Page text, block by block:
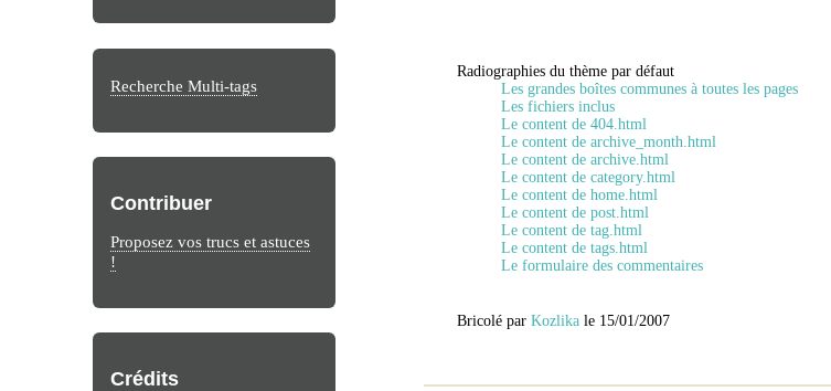
Radiographies du thème par défaut
Les grandes boîtes communes à toutes les pages
Les fichiers inclus
Le content de 404.html
Le content de archive_month.html
Le content de archive.html
Le content de category.html
Le content de home.html
Le content de post.html
Le content de tag.html
Le content de tags.html
Le formulaire des commentaires
Bricolé parKozlika le 15/01/2007
Recherche Multi-tags
Contribuer
Proposez vos trucs et astuces
!
Crédits